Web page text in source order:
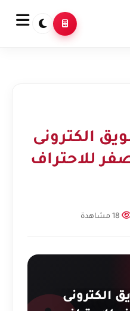
الكترونى
للاحتراف
الكترونى